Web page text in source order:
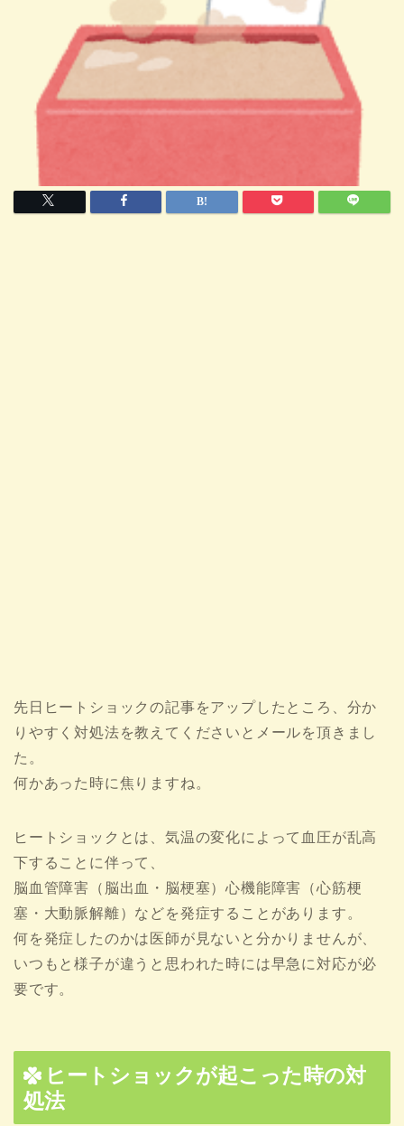
先日ヒートショックの記事をアップしたところ、分か
りやすく対処法を教えてくださいとメールを頂きまし
た。
何かあった時に焦りますね。
ヒートショックとは、気温の変化によって血圧が乱高
下することに伴って、
脳血管障害（脳出血・脳梗塞）心機能障害（心筋梗
塞・大動脈解離）などを発症することがあります。
何を発症したのかは医師が見ないと分かりませんが、
いつもと様子が違うと思われた時には早急に対応が必
要です。
ヒートショックが起こった時の対
処法